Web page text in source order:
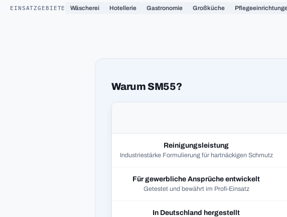
EINSATZGEBIETE Wäscherei Hotellerie Gastronomie Großküche
Warum SM55?
Reinigungsleistung
Industriestärke Formulierung für hartnäckigen Schmutz
Für gewerbliche Ansprüche entwickelt
Getestet und bewährt im Profi-Einsatz
In Deutschland hergestellt